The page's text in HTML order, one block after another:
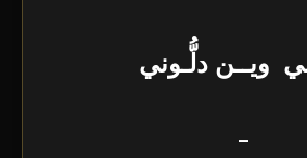
ويــن دلُّـوني
–